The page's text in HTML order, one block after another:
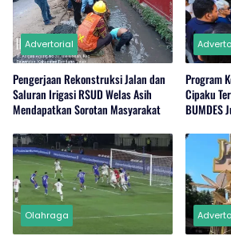
Advertorial
Pengerjaan Rekonstruksi Jalan dan
Saluran Irigasi RSUD Welas Asih
Mendapatkan Sorotan Masyarakat
Program
Cipaku
BUMDES
Olahraga